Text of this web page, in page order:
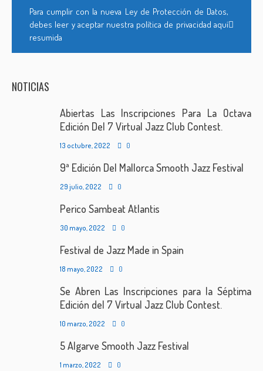
Para cumplir con la nueva Ley de Protección de Datos,
debes leer y aceptar nuestra política de privacidad aquí
resumida
NOTICIAS
Abiertas Las Inscripciones Para La Octava
Edición Del 7 Virtual Jazz Club Contest.
13 octubre, 2022 0
9ª Edición Del Mallorca Smooth Jazz Festival
29 julio, 2022 0
Perico Sambeat Atlantis
30 mayo, 2022 0
Festival de Jazz Made in Spain
18 mayo, 2022 0
Se Abren Las Inscripciones para la Séptima
Edición del 7 Virtual Jazz Club Contest.
10 marzo, 2022 0
5 Algarve Smooth Jazz Festival
1 marzo, 2022 0